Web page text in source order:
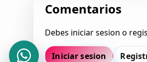
Comentarios
Debes iniciar sesion o
Iniciar sesion